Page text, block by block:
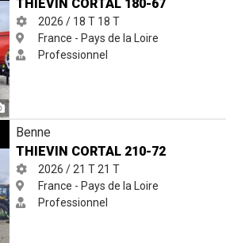
THIEVIN CORTAL 180-67
2026 / 18 T 18 T
France - Pays de la Loire
Professionnel
Benne
THIEVIN CORTAL 210-72
2026 / 21 T 21 T
France - Pays de la Loire
Professionnel